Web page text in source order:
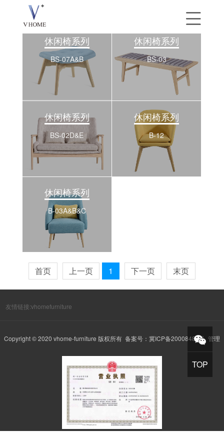
休闲椅系列
BS-07A&B
休闲椅系列
BS-03
休闲椅系列
BS-02D&E
休闲椅系列
B-12
休闲椅系列
B-03A&B&C
首页 上一页 1 下一页 末页
友情链接:vhomefurniture
Copyright © 2020 vhome-furniture 版权所有 备案号： 冀ICP备20008482号 管理
TOP